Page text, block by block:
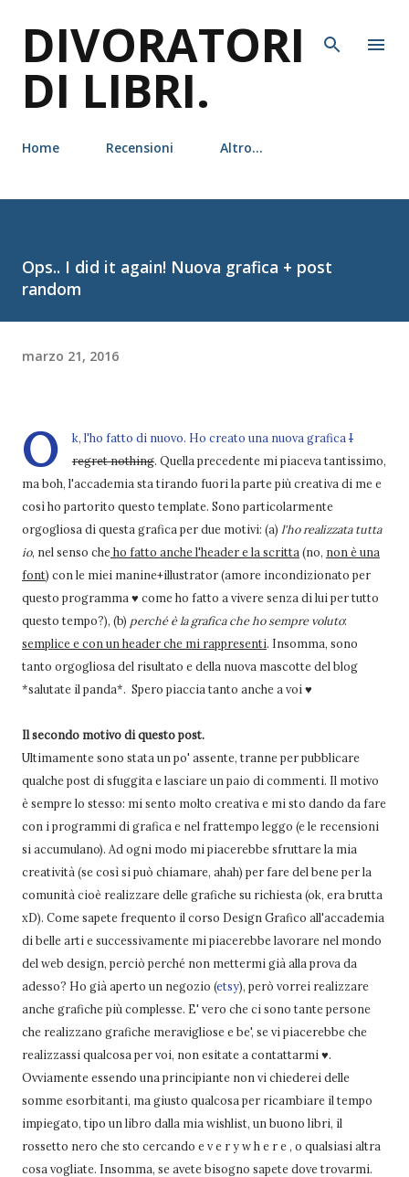
DIVORATORI
DI LIBRI.
Home Recensioni Altro…
Ops.. I did it again! Nuova grafica + post
random
marzo 21, 2016
O k, l'ho fatto di nuovo. Ho creato una nuova grafica I
regret nothing. Quella precedente mi piaceva tantissimo,
ma boh, l'accademia sta tirando fuori la parte più creativa di me e
così ho partorito questo template. Sono particolarmente
orgogliosa di questa grafica per due motivi: (a) l'ho realizzata tutta
io, nel senso cheho fatto anche l'header e la scritta (no, non è una
font) con le miei manine+illustrator (amore incondizionato per
questo programma ♥ come ho fatto a vivere senza di lui per tutto
questo tempo?), (b) perché è la grafica che ho sempre voluto:
semplice e con un header che mi rappresenti. Insomma, sono
tanto orgogliosa del risultato e della nuova mascotte del blog
*salutate il panda*. Spero piaccia tanto anche a voi ♥
Il secondo motivo di questo post.
Ultimamente sono stata un po' assente, tranne per pubblicare
qualche post di sfuggita e lasciare un paio di commenti. Il motivo
è sempre lo stesso: mi sento molto creativa e mi sto dando da fare
con i programmi di grafica e nel frattempo leggo (e le recensioni
si accumulano). Ad ogni modo mi piacerebbe sfruttare la mia
creatività (se così si può chiamare, ahah) per fare del bene per la
comunità cioè realizzare delle grafiche su richiesta (ok, era brutta
xD). Come sapete frequento il corso Design Grafico all'accademia
di belle arti e successivamente mi piacerebbe lavorare nel mondo
del web design, perciò perché non mettermi già alla prova da
adesso? Ho già aperto un negozio (etsy), però vorrei realizzare
anche grafiche più complesse. E' vero che ci sono tante persone
che realizzano grafiche meravigliose e be', se vi piacerebbe che
realizzassi qualcosa per voi, non esitate a contattarmi ♥.
Ovviamente essendo una principiante non vi chiederei delle
somme esorbitanti, ma giusto qualcosa per ricambiare il tempo
impiegato, tipo un libro dalla mia wishlist, un buono libri, il
rossetto nero che sto cercando e v e r y w h e r e , o qualsiasi altra
cosa vogliate. Insomma, se avete bisogno sapete dove trovarmi.